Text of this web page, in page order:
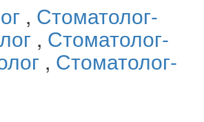
, Стоматолог-
, Стоматолог-
, Стоматолог-